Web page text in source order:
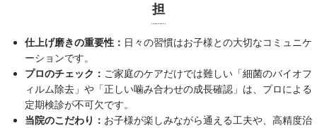
担
仕上げ磨きの重要性： 日々の習慣はお子様との大切なコミュニケ
ーションです。
プロのチェック： ご家庭のケアだけでは難しい「細菌のバイオフ
ィルム除去」や「正しい噛み合わせの成長確認」は、プロによる
定期検診が不可欠です。
当院のこだわり： お子様が楽しみながら通える工夫や、高精度治